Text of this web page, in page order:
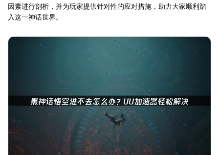
因素进行剖析，并为玩家提供针对性的应对措施，助力大家顺利踏
入这一神话世界。